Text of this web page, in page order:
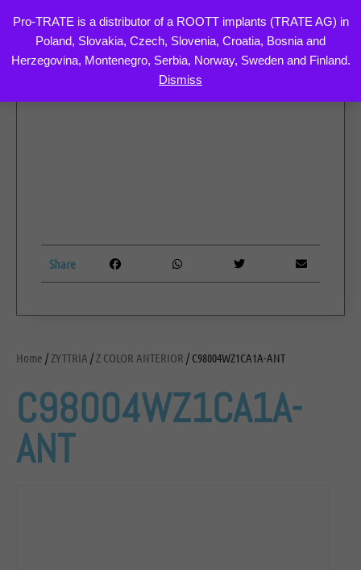
Pro-TRATE is a distributor of a ROOTT implants (TRATE AG) in
Poland, Slovakia, Czech, Slovenia, Croatia, Bosnia and
Herzegovina, Montenegro, Serbia, Norway, Sweden and Finland.
Dismiss
to
Home /ZYTTRIA /Z COLOR ANTERIOR / C98004WZ1CA1A-ANT
C98004WZ1CA1A-
ANT
Share